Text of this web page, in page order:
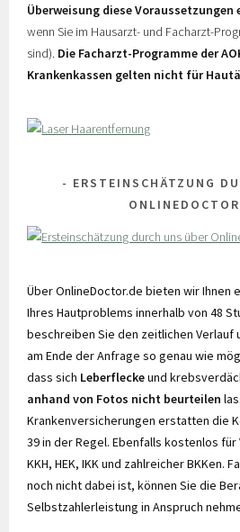
Überweisung diese
wenn Sie im Hausarzt- und Facharzt-
sind). Die Facharzt-Programme der
Krankenkassen gelten nicht für
ERSTEINSCHÄTZUNG
Über OnlineDoctor.de bieten wir Ihnen
Ihres Hautproblems innerhalb von 48
beschreiben Sie den zeitlichen Verlauf
am Ende der Anfrage so genau wie
dass sich Leberfleckeund
anhand von Fotos nicht beurteilen
Krankenversicherungen erstatten die
39 in der Regel. Ebenfalls kostenlos
KKH, HEK, IKK und zahlreicher BKKen.
noch nicht dabei ist, können Sie die
Selbstzahlerleistung in Anspruch